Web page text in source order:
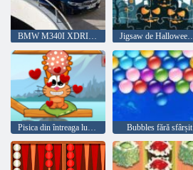
Jigsaw de Halloween de noapte
Bubbles fără sfârșit